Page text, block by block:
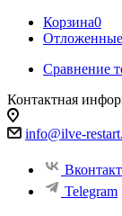
Корзина0
Отложенные
Сравнение
Контактная
info@ilve-
Telegram